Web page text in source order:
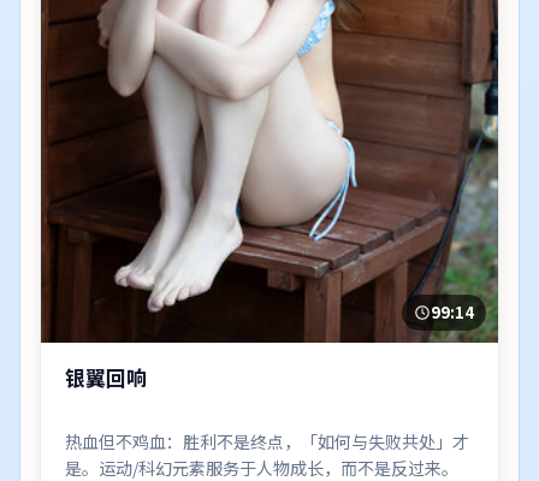
99:14
银翼回响
热血但不鸡血：胜利不是终点，「如何与失败共处」才
是。运动/科幻元素服务于人物成长，而不是反过来。